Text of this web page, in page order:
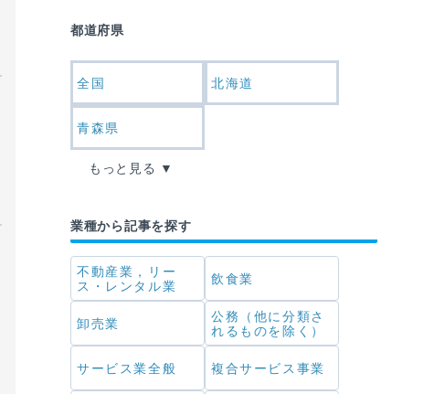
都道府県
全国 北海道
青森県
もっと見る
業種から記事を探す
不動産業，リー
ス・レンタル業
飲食業
卸売業
公務（他に分類さ
れるものを除く）
サービス業全般 複合サービス事業